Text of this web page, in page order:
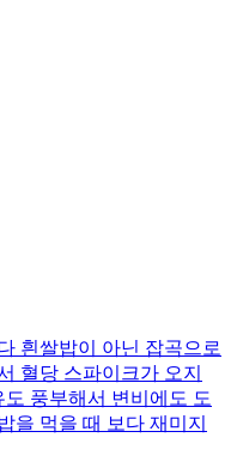
흰쌀밥이 아닌 잡곡으로
혈당 스파이크가 오지
풍부해서 변비에도 도
을 먹을 때 보다 재미지